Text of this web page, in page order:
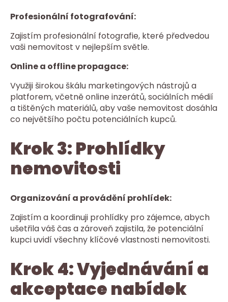
Profesionální fotografování:
Zajistím profesionální fotografie, které předvedou
vaši nemovitost v nejlepším světle.
Online a offline propagace:
Využiji širokou škálu marketingových nástrojů a
platforem, včetně online inzerátů, sociálních médií
a tištěných materiálů, aby vaše nemovitost dosáhla
co největšího počtu potenciálních kupců.
Krok 3: Prohlídky
nemovitosti
Organizování a provádění prohlídek:
Zajistím a koordinuji prohlídky pro zájemce, abych
ušetřila váš čas a zároveň zajistila, že potenciální
kupci uvidí všechny klíčové vlastnosti nemovitosti.
Krok 4: Vyjednávání a
akceptace nabídek